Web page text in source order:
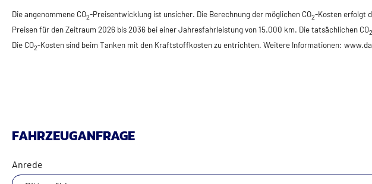
Die angenommene CO2-Preisentwicklung ist unsicher. Die Berechnung der möglichen CO2-Kosten erfolgt
Preisen für den Zeitraum 2026 bis 2036 bei einer Jahresfahrleistung von 15.000 km. Die tatsächlichen CO2
Die CO2-Kosten sind beim Tanken mit den Kraftstoffkosten zu entrichten. Weitere Informationen:
FAHRZEUGANFRAGE
Anrede